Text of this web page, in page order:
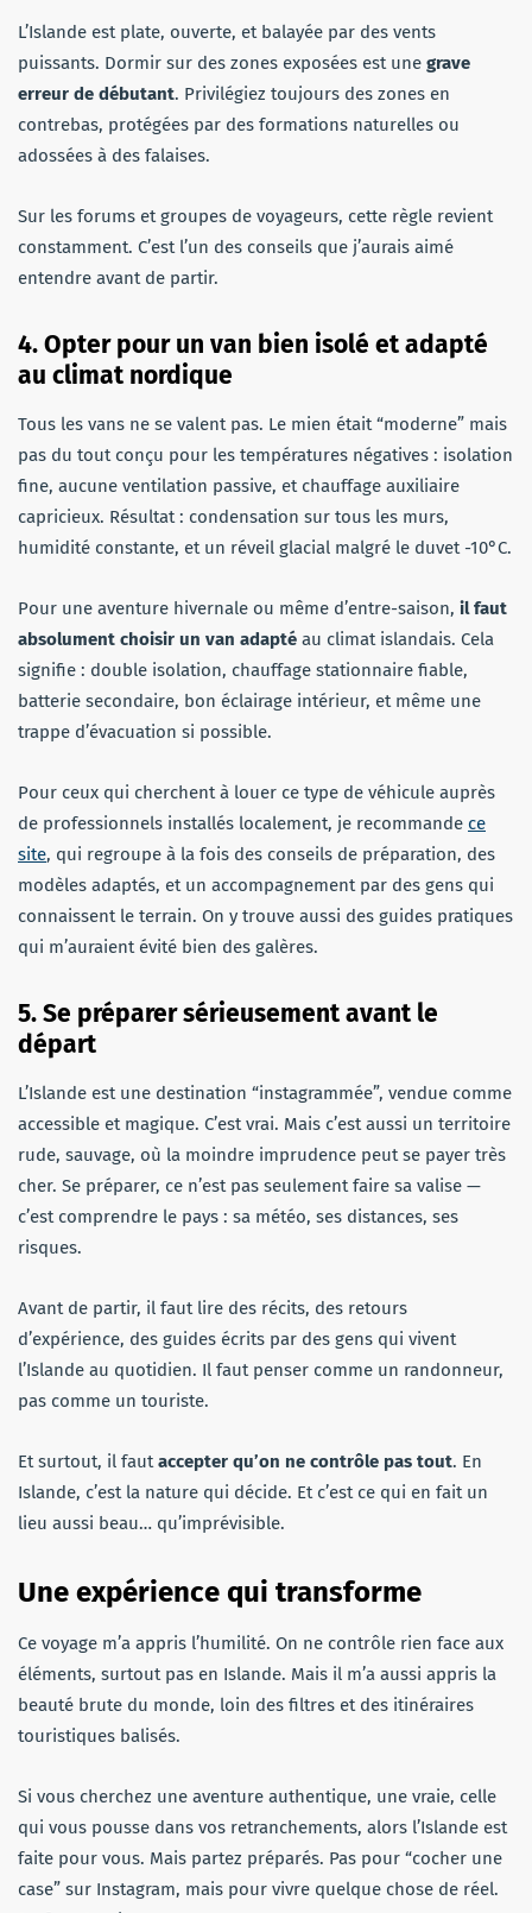
L’Islande est plate, ouverte, et balayée par des vents
puissants. Dormir sur des zones exposées est une grave
erreur de débutant. Privilégiez toujours des zones en
contrebas, protégées par des formations naturelles ou
adossées à des falaises.
Sur les forums et groupes de voyageurs, cette règle revient
constamment. C’est l’un des conseils que j’aurais aimé
entendre avant de partir.
4. Opter pour un van bien isolé et adapté
au climat nordique
Tous les vans ne se valent pas. Le mien était “moderne” mais
pas du tout conçu pour les températures négatives : isolation
fine, aucune ventilation passive, et chauffage auxiliaire
capricieux. Résultat : condensation sur tous les murs,
humidité constante, et un réveil glacial malgré le duvet -10°C.
Pour une aventure hivernale ou même d’entre-saison, il faut
absolument choisir un van adapté au climat islandais. Cela
signifie : double isolation, chauffage stationnaire fiable,
batterie secondaire, bon éclairage intérieur, et même une
trappe d’évacuation si possible.
Pour ceux qui cherchent à louer ce type de véhicule auprès
de professionnels installés localement, je recommande ce
site, qui regroupe à la fois des conseils de préparation, des
modèles adaptés, et un accompagnement par des gens qui
connaissent le terrain. On y trouve aussi des guides pratiques
qui m’auraient évité bien des galères.
5. Se préparer sérieusement avant le
départ
L’Islande est une destination “instagrammée”, vendue comme
accessible et magique. C’est vrai. Mais c’est aussi un territoire
rude, sauvage, où la moindre imprudence peut se payer très
cher. Se préparer, ce n’est pas seulement faire sa valise —
c’est comprendre le pays : sa météo, ses distances, ses
risques.
Avant de partir, il faut lire des récits, des retours
d’expérience, des guides écrits par des gens qui vivent
l’Islande au quotidien. Il faut penser comme un randonneur,
pas comme un touriste.
Et surtout, il fautaccepter qu’on ne contrôle pas tout. En
Islande, c’est la nature qui décide. Et c’est ce qui en fait un
lieu aussi beau… qu’imprévisible.
Une expérience qui transforme
Ce voyage m’a appris l’humilité. On ne contrôle rien face aux
éléments, surtout pas en Islande. Mais il m’a aussi appris la
beauté brute du monde, loin des filtres et des itinéraires
touristiques balisés.
Si vous cherchez une aventure authentique, une vraie, celle
qui vous pousse dans vos retranchements, alors l’Islande est
faite pour vous. Mais partez préparés. Pas pour “cocher une
case” sur Instagram, mais pour vivre quelque chose de réel.